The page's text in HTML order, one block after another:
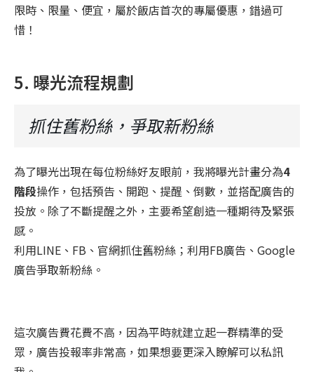
限時、限量、便宜，屬於飯店首次的專屬優惠，錯過可
惜！
5. 曝光流程規劃
抓住舊粉絲，爭取新粉絲
為了曝光出現在每位粉絲好友眼前，我將曝光計畫分為4
階段操作，包括預告、開跑、提醒、倒數，並搭配廣告的
投放。除了不斷提醒之外，主要希望創造一種期待及緊張
感。
利用LINE、FB、官網抓住舊粉絲；利用FB廣告、Google
廣告爭取新粉絲。
這次廣告費花費不高，因為平時就建立起一群精準的受
眾，廣告投報率非常高，如果想要更深入瞭解可以私訊